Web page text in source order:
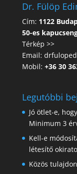
Dr. Fülöp
Cím: 1122
50-es
Térkép >>
Email:
Mobil: +36 30
Legutóbbi
Jó ötlet-e,
Minimum 3
Kell-e
létesítő
Közös